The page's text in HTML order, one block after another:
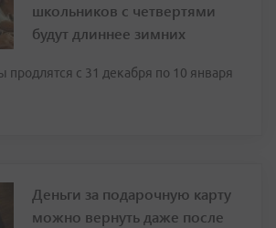
школьников с четвертями
будут длиннее зимних
продлятся с 31 декабря по 10 января
Деньги за подарочную карту
можно вернуть даже после